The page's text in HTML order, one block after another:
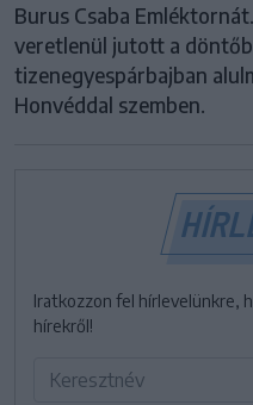
Burus Csaba
veretlenül jutott a
tizenegyespárbajban
Honvéddal szemben.
Iratkozzon fel hírlevelünkre,
hírekről!